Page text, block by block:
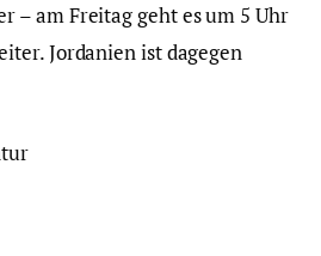
– am Freitag geht es um 5 Uhr
Jordanien ist dagegen